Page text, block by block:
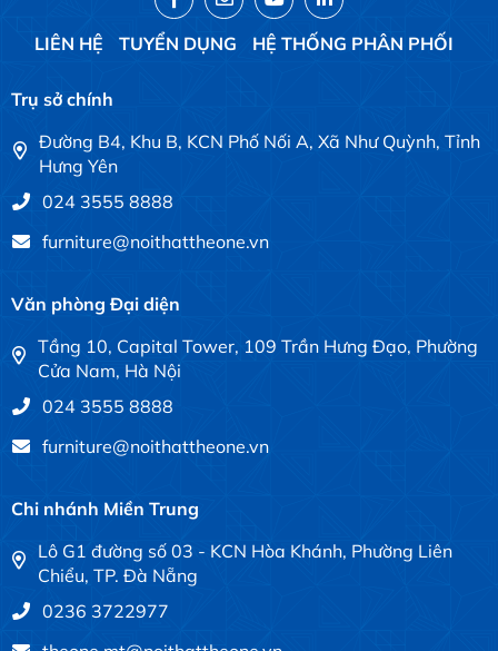
LIÊN HỆ TUYỂN DỤNG HỆ THỐNG PHÂN PHỐI
Trụ sở chính
Đường B4, Khu B, KCN Phố Nối A, Xã Như Quỳnh, Tỉnh
Hưng Yên
024 3555 8888
furniture@noithattheone.vn
Văn phòng Đại diện
Tầng 10, Capital Tower, 109 Trần Hưng Đạo, Phường
Cửa Nam, Hà Nội
024 3555 8888
furniture@noithattheone.vn
Chi nhánh Miền Trung
Lô G1 đường số 03 - KCN Hòa Khánh, Phường Liên
Chiểu, TP. Đà Nẵng
0236 3722977